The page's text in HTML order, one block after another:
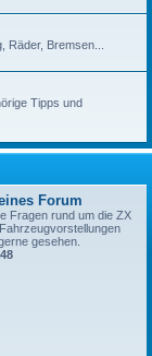
Räder, Bremsen...
Tipps und
Forum
Fragen rund um die ZX
gesehen.
48